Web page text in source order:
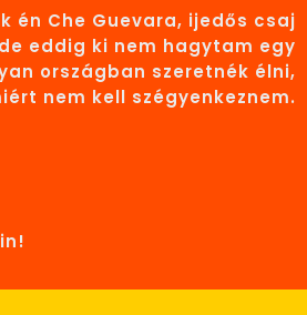
én Che Guevara, ijedős csaj
eddig ki nem hagytam egy
országban szeretnék élni,
nem kell szégyenkeznem.